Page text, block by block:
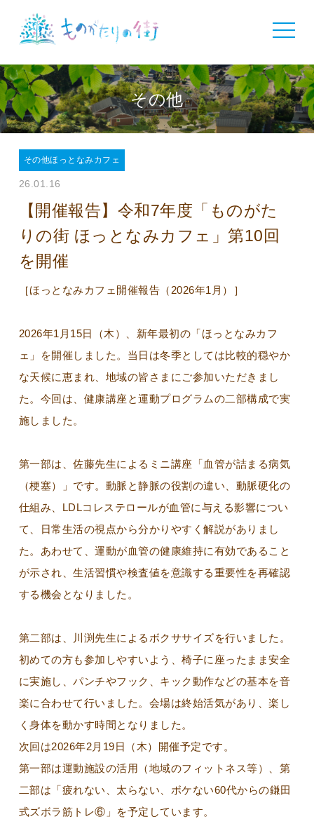
toggle
その他
その他ほっとなみカフェ
26.01.16
【開催報告】令和7年度「ものがた
りの街 ほっとなみカフェ」第10回
を開催
［ほっとなみカフェ開催報告（2026年1月）］
2026年1月15日（木）、新年最初の「ほっとなみカフ
ェ」を開催しました。当日は冬季としては比較的穏やか
な天候に恵まれ、地域の皆さまにご参加いただきまし
た。今回は、健康講座と運動プログラムの二部構成で実
施しました。
第一部は、佐藤先生によるミニ講座「血管が詰まる病気
（梗塞）」です。動脈と静脈の役割の違い、動脈硬化の
仕組み、LDLコレステロールが血管に与える影響につい
て、日常生活の視点から分かりやすく解説がありまし
た。あわせて、運動が血管の健康維持に有効であること
が示され、生活習慣や検査値を意識する重要性を再確認
する機会となりました。
第二部は、川渕先生によるボクササイズを行いました。
初めての方も参加しやすいよう、椅子に座ったまま安全
に実施し、パンチやフック、キック動作などの基本を音
楽に合わせて行いました。会場は終始活気があり、楽し
く身体を動かす時間となりました。
次回は2026年2月19日（木）開催予定です。
第一部は運動施設の活用（地域のフィットネス等）、第
二部は「疲れない、太らない、ボケない60代からの鎌田
式ズボラ筋トレ⑥」を予定しています。